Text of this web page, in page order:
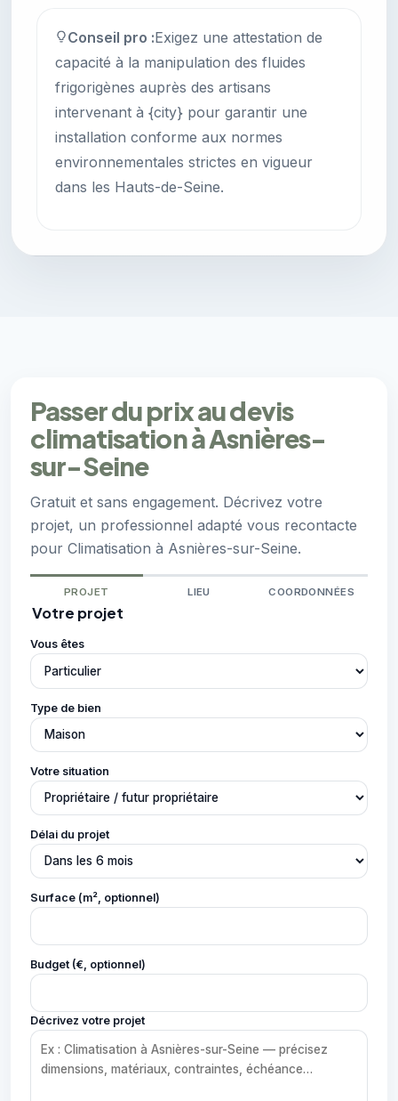
Conseil pro :Exigez une attestation de
capacité à la manipulation des fluides
frigorigènes auprès des artisans
intervenant à {city} pour garantir une
installation conforme aux normes
environnementales strictes en vigueur
dans les Hauts-de-Seine.
Passer du prix au devis
climatisation à Asnières-
sur-Seine
Gratuit et sans engagement. Décrivez votre
projet, un professionnel adapté vous recontacte
pour Climatisation à Asnières-sur-Seine.
PROJET LIEU COORDONNÉES
Votre projet
Vous êtes
Type de bien
Votre situation
Délai du projet
Surface (m², optionnel)
Budget (€, optionnel)
Décrivez votre projet